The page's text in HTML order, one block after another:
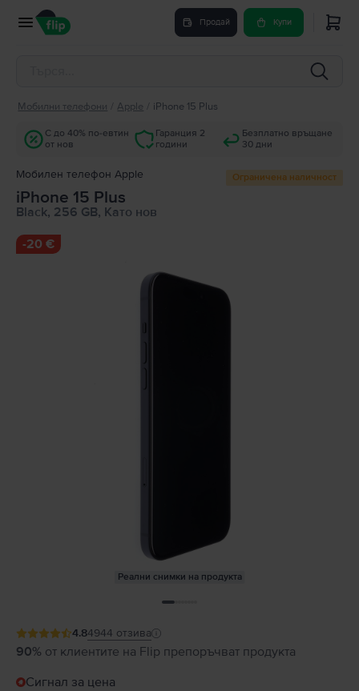
Продай Купи
Мобилни телефони Apple iPhone 15 Plus
С до 40% по-евтин
от нов
Гаранция 2
години
Безплатно връщане
30 дни
Мобилен телефон Apple Ограничена наличност
iPhone 15 Plus
Black, 256 GB, Като нов
-20 €
Реални снимки на продукта
4.84944 отзива
90% от клиентите на Flip препоръчват продукта
Сигнал за цена